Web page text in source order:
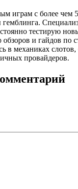
играм с более чем
тестирую
и гайдов по
в механиках
провайдеров.